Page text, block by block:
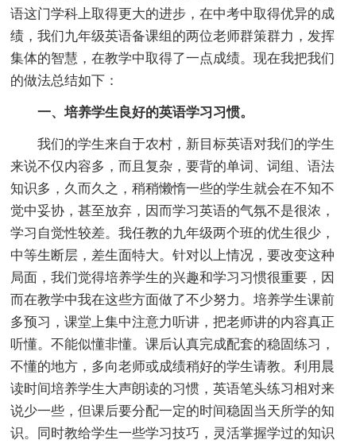
语这门学科上取得更大的进步，在中考中取得优异的成
绩，我们九年级英语备课组的两位老师群策群力，发挥
集体的智慧，在教学中取得了一点成绩。现在我把我们
的做法总结如下：
一、培养学生良好的英语学习习惯。
我们的学生来自于农村，新目标英语对我们的学生
来说不仅内容多，而且复杂，要背的单词、词组、语法
知识多，久而久之，稍稍懒惰一些的学生就会在不知不
觉中妥协，甚至放弃，因而学习英语的气氛不是很浓，
学习自觉性较差。我任教的九年级两个班的优生很少，
中等生断层，差生面特大。针对以上情况，要改变这种
局面，我们觉得培养学生的兴趣和学习习惯很重要，因
而在教学中我在这些方面做了不少努力。培养学生课前
多预习，课堂上集中注意力听讲，把老师讲的内容真正
听懂。不能似懂非懂。课后认真完成配套的稳固练习，
不懂的地方，多向老师或成绩稍好的学生请教。利用晨
读时间培养学生大声朗读的习惯，英语笔头练习相对来
说少一些，但课后要分配一定的时间稳固当天所学的知
识。同时教给学生一些学习技巧，灵活掌握学过的知识